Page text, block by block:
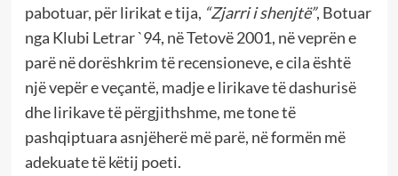
pabotuar, për lirikat e tija, “Zjarri i shenjtë”, Botuar
nga Klubi Letrar `94, në Tetovë 2001, në veprën e
parë në dorëshkrim të recensioneve, e cila është
një vepër e veçantë, madje e lirikave të dashurisë
dhe lirikave të përgjithshme, me tone të
pashqiptuara asnjëherë më parë, në formën më
adekuate të këtij poeti.